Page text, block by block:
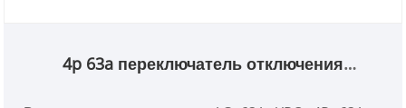
4p 63a переключатель отключения